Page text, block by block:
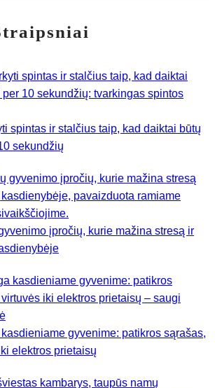
spintas ir stalčius taip, kad daiktai būtų
sekundžių
įpročių, kurie mažina stresą ir
gyvenime: patikros sąrašas,
elektros prietaisų